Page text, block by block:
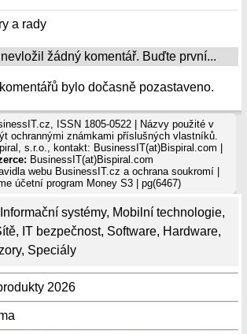
Informační systémy, Mobilní technologie,
, IT bezpečnost, Software, Hardware,
, Speciály
2026
a rady
žádný komentář. Buďte první...
bylo dočasně pozastaveno.
ISSN 1805-0522 | Názvy použité v
ochrannými známkami příslušných vlastníků.
s.r.o., kontakt: BusinessIT(at)Bispiral.com |
BusinessIT(at)Bispiral.com
webu BusinessIT.cz a ochrana soukromí|
účetní program Money S3 | pg(6467)